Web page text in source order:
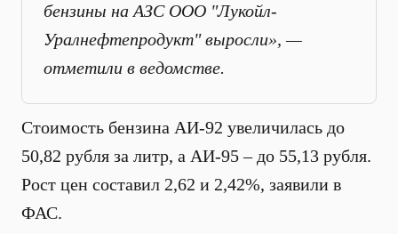
бензины на АЗС ООО "Лукойл-
Уралнефтепродукт" выросли», —
отметили в ведомстве.
Стоимость бензина АИ-92 увеличилась до
50,82 рубля за литр, а АИ-95 – до 55,13 рубля.
Рост цен составил 2,62 и 2,42%, заявили в
ФАС.